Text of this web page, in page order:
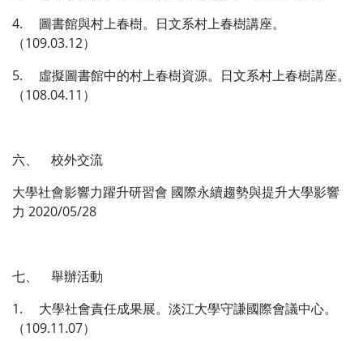
4. 圖書館與村上春樹。日文系村上春樹講座。
（109.03.12）
5. 虛擬圖書館中的村上春樹資源。日文系村上春樹講座。
（108.04.11）
六、 校外交流
大學社會影響力躍升研習會 國際永續趨勢與提升大學影響
力 2020/05/28
七、 舉辦活動
1. 大學社會責任成果展。淡江大學守謙國際會議中心。
（109.11.07）